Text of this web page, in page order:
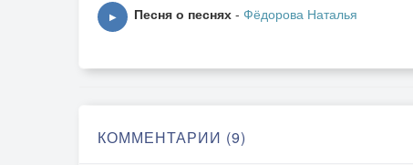
Чтоб увидеть чарующий свет.
Он зовёт за собой.
▶ Песня о песнях - Фёдорова Наталья
КОММЕНТАРИИ (9)